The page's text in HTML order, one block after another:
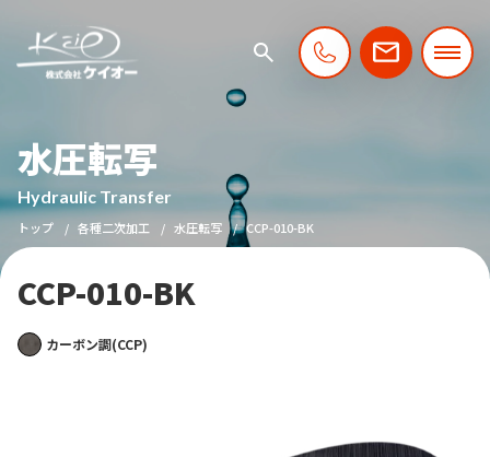
水圧転写
Hydraulic Transfer
トップ 各種二次加工 水圧転写 CCP-010-BK
CCP-010-BK
カーボン調(CCP)